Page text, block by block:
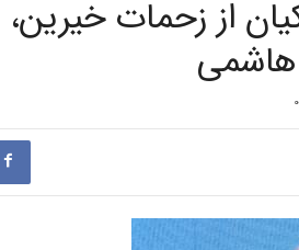
از زحمات
هاشمی
0